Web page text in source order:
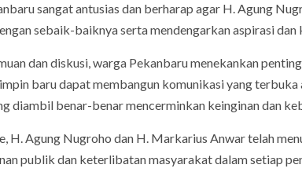
sangat antusias dan berharap agar H. Agung
sebaik-baiknya serta mendengarkan aspirasi dan
dan diskusi, warga Pekanbaru menekankan
baru dapat membangun komunikasi yang
diambil benar-benar mencerminkan keinginan dan
H. Agung Nugroho dan H. Markarius Anwar telah
publik dan keterlibatan masyarakat dalam setiap